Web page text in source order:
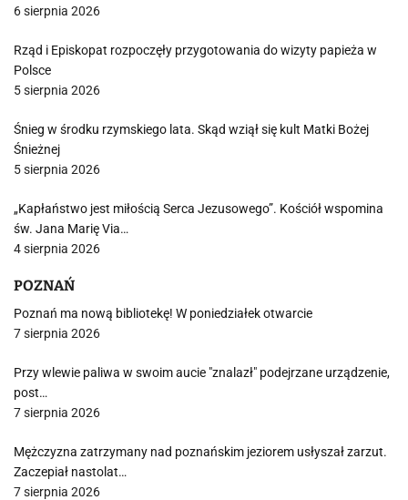
6 sierpnia 2026
Rząd i Episkopat rozpoczęły przygotowania do wizyty papieża w
Polsce
5 sierpnia 2026
Śnieg w środku rzymskiego lata. Skąd wziął się kult Matki Bożej
Śnieżnej
5 sierpnia 2026
„Kapłaństwo jest miłością Serca Jezusowego”. Kościół wspomina
św. Jana Marię Via…
4 sierpnia 2026
POZNAŃ
Poznań ma nową bibliotekę! W poniedziałek otwarcie
7 sierpnia 2026
Przy wlewie paliwa w swoim aucie "znalazł" podejrzane urządzenie,
post…
7 sierpnia 2026
Mężczyzna zatrzymany nad poznańskim jeziorem usłyszał zarzut.
Zaczepiał nastolat…
7 sierpnia 2026